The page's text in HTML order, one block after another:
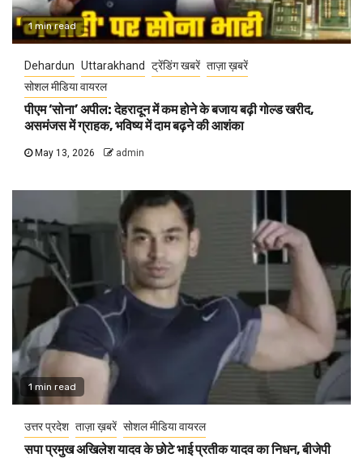
1 min read
Dehardun Uttarakhand ट्रेंडिंग खबरें ताज़ा ख़बरें
सोशल मीडिया वायरल
पीएम ‘सोना’ अपील: देहरादून में कम होने के बजाय बढ़ी गोल्ड खरीद,
असमंजस में ग्राहक, भविष्य में दाम बढ़ने की आशंका
May 13, 2026 admin
1 min read
उत्तर प्रदेश ताज़ा ख़बरें सोशल मीडिया वायरल
सपा प्रमुख अखिलेश यादव के छोटे भाई प्रतीक यादव का निधन, बीजेपी